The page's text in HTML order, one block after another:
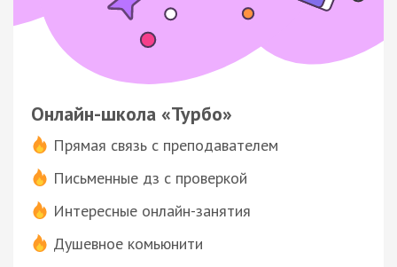
Онлайн-школа «Турбо»
Прямая связь с преподавателем
Письменные дз с проверкой
Интересные онлайн-занятия
Душевное комьюнити